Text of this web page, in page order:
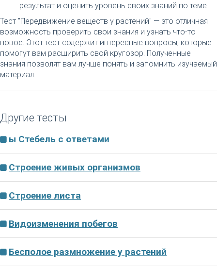
результат и оценить уровень своих знаний по теме.
Тест "Передвижение веществ у растений" — это отличная
возможность проверить свои знания и узнать что-то
новое. Этот тест содержит интересные вопросы, которые
помогут вам расширить свой кругозор. Полученные
знания позволят вам лучше понять и запомнить изучаемый
материал.
Другие тесты
ы Стебель с ответами
Строение живых организмов
Строение листа
Видоизменения побегов
Бесполое размножение у растений